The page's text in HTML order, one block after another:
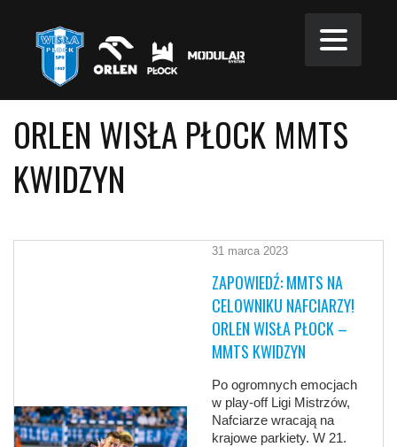
ORLEN WISŁA PŁOCK MMTS
KWIDZYN
31 marca 2023
ZAPOWIEDŹ: MMTS NA
CELOWNIKU NAFCIARZY!
ORLEN WISŁA PŁOCK –
MMTS KWIDZYN
Po ogromnych emocjach
w play-off Ligi Mistrzów,
Nafciarze wracają na
krajowe parkiety. W 21.